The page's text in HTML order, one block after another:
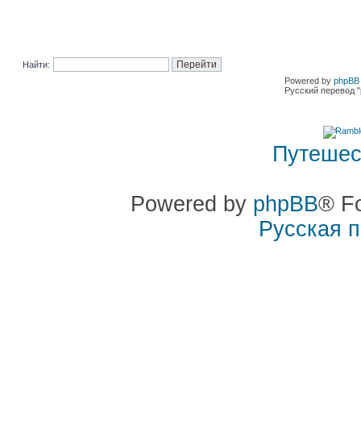
Найти:
Powered by
Русский перевод
Powered by phpBB®
Русская